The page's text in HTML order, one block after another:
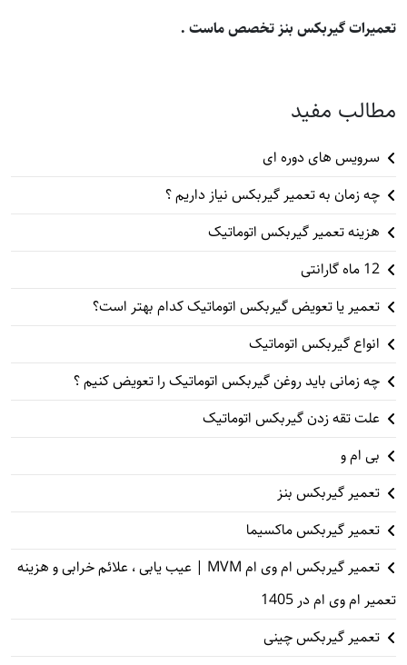
تعمیرات گیربکس بنز تخصص ماست .
مطالب مفید
سرویس های دوره ای
چه زمان به تعمیر گیربکس نیاز داریم ؟
هزینه تعمیر گیربکس اتوماتیک
12 ماه گارانتی
تعمیر یا تعویض گیربکس اتوماتیک کدام بهتر است؟
انواع گیربکس اتوماتیک
چه زمانی باید روغن گیربکس اتوماتیک را تعویض کنیم ؟
علت تقه زدن گیربکس اتوماتیک
بی ام و
تعمیر گیربکس بنز
تعمیر گیربکس ماکسیما
تعمیر گیربکس ام وی ام MVM | عیب یابی ، علائم خرابی و هزینه
تعمیر ام وی ام در 1405
تعمیر گیربکس چینی